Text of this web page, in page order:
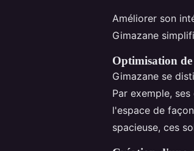
Améliorer son
Gimazane
Optimisation
Gimazane se
Par exemple,
l'espace de
spacieuse, ces